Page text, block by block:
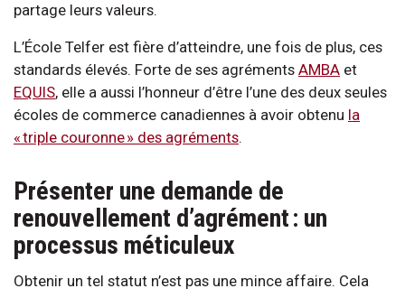
partage leurs valeurs.
L’École Telfer est fière d’atteindre, une fois de plus, ces
standards élevés. Forte de ses agréments AMBA et
EQUIS, elle a aussi l’honneur d’être l’une des deux seules
écoles de commerce canadiennes à avoir obtenu la
« triple couronne » des agréments.
Présenter une demande de
renouvellement d’agrément : un
processus méticuleux
Obtenir un tel statut n’est pas une mince affaire. Cela